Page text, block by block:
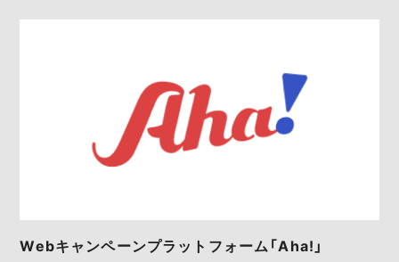
Webキャンペーンプラットフォーム「Aha!」